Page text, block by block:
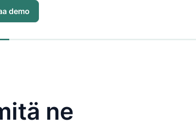
demo
ne